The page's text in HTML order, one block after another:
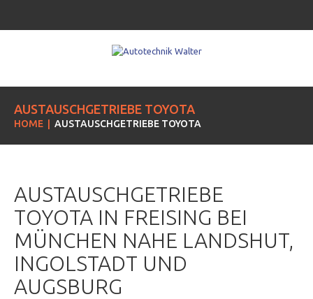
AUSTAUSCHGETRIEBE TOYOTA
HOME AUSTAUSCHGETRIEBE TOYOTA
AUSTAUSCHGETRIEBE
TOYOTA IN FREISING BEI
MÜNCHEN NAHE LANDSHUT,
INGOLSTADT UND
AUGSBURG